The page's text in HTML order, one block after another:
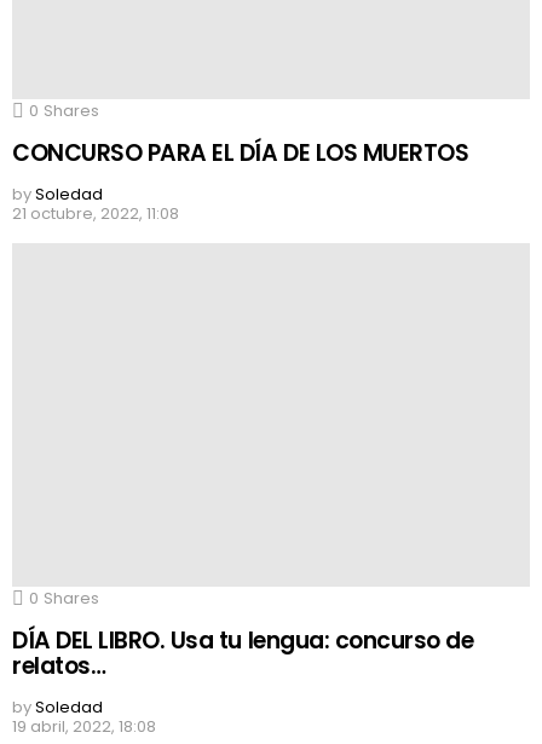
0 Shares
CONCURSO PARA EL DÍA DE LOS MUERTOS
bySoledad
21 octubre, 2022, 11:08
0 Shares
DÍA DEL LIBRO. Usa tu lengua: concurso de
relatos…
bySoledad
19 abril, 2022, 18:08